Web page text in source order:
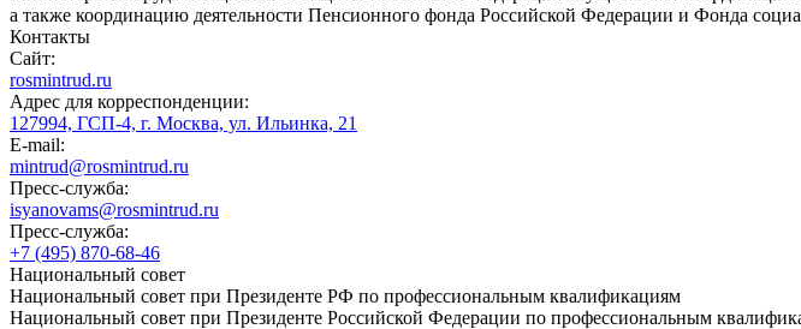
а также координацию деятельности Пенсионного фонда Российской Федерации и Фонда
Контакты
Сайт:
rosmintrud.ru
Адрес для корреспонденции:
127994, ГСП-4, г. Москва, ул. Ильинка, 21
E-mail:
mintrud@rosmintrud.ru
Пресс-служба:
isyanovams@rosmintrud.ru
Пресс-служба:
+7 (495) 870-68-46
Национальный совет
Национальный совет при Президенте РФ по профессиональным квалификациям
Национальный совет при Президенте Российской Федерации по профессиональным